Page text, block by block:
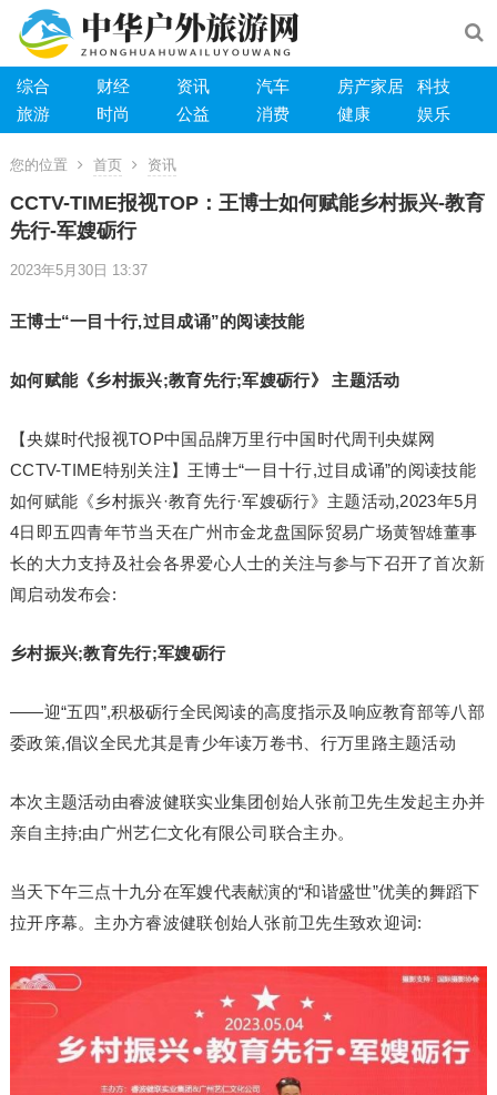
综合 财经 资讯 汽车 房产家居
科技
旅游
时尚 公益 消费 健康 娱乐
您的位置 首页 资讯
CCTV-TIME报视TOP：王博士如何赋能乡村振兴-教育
先行-军嫂砺行
2023年5月30日 13:37
王博士“一目十行,过目成诵”的阅读技能
如何赋能《乡村振兴;教育先行;军嫂砺行》 主题活动
【央媒时代报视TOP中国品牌万里行中国时代周刊央媒网
CCTV-TIME特别关注】王博士“一目十行,过目成诵”的阅读技能
如何赋能《乡村振兴·教育先行·军嫂砺行》主题活动,2023年5月
4日即五四青年节当天在广州市金龙盘国际贸易广场黄智雄董事
长的大力支持及社会各界爱心人士的关注与参与下召开了首次新
闻启动发布会:
乡村振兴;教育先行;军嫂砺行
——迎“五四”,积极砺行全民阅读的高度指示及响应教育部等八部
委政策,倡议全民尤其是青少年读万卷书、行万里路主题活动
本次主题活动由睿波健联实业集团创始人张前卫先生发起主办并
亲自主持;由广州艺仁文化有限公司联合主办。
当天下午三点十九分在军嫂代表献演的“和谐盛世”优美的舞蹈下
拉开序幕。主办方睿波健联创始人张前卫先生致欢迎词: